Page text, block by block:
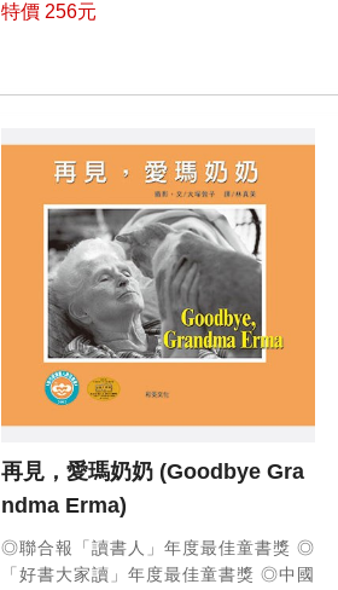
特價 256元
再見，愛瑪奶奶 (Goodbye Gra
ndma Erma)
◎聯合報「讀書人」年度最佳童書獎 ◎
「好書大家讀」年度最佳童書獎 ◎中國